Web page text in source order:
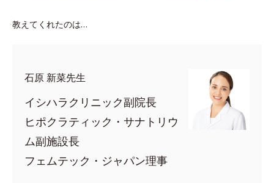
教えてくれたのは…
石原 新菜先生
イシハラクリニック副院長
ヒポクラティック・サナトリウ
ム副施設長
フェムテック・ジャパン理事